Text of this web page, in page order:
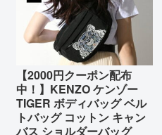
公チャーリ...
【2000円クーポン配布
中！】KENZO ケンゾー
TIGER ボディバッグ ベル
トバッグ コットン キャン
バス ショルダーバッグ